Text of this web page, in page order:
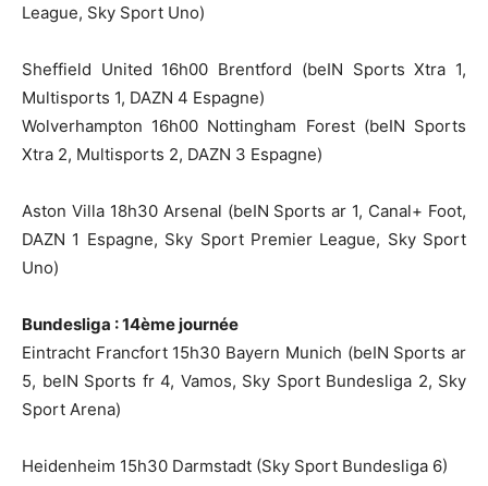
League, Sky Sport Uno)
Sheffield United 16h00 Brentford (beIN Sports Xtra 1,
Multisports 1, DAZN 4 Espagne)
Wolverhampton 16h00 Nottingham Forest (beIN Sports
Xtra 2, Multisports 2, DAZN 3 Espagne)
Aston Villa 18h30 Arsenal (beIN Sports ar 1, Canal+ Foot,
DAZN 1 Espagne, Sky Sport Premier League, Sky Sport
Uno)
Bundesliga : 14ème journée
Eintracht Francfort 15h30 Bayern Munich (beIN Sports ar
5, beIN Sports fr 4, Vamos, Sky Sport Bundesliga 2, Sky
Sport Arena)
Heidenheim 15h30 Darmstadt (Sky Sport Bundesliga 6)